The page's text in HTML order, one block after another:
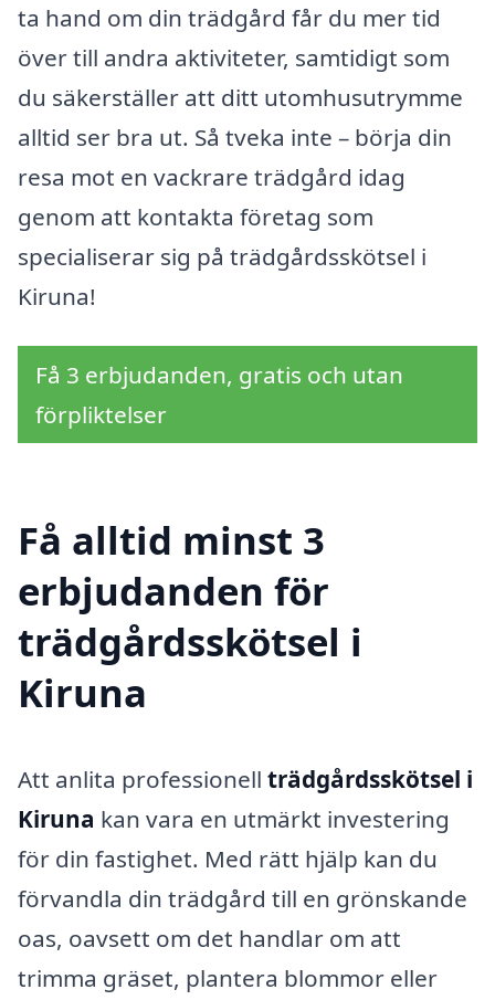
ta hand om din trädgård får du mer tid
över till andra aktiviteter, samtidigt som
du säkerställer att ditt utomhusutrymme
alltid ser bra ut. Så tveka inte – börja din
resa mot en vackrare trädgård idag
genom att kontakta företag som
specialiserar sig på trädgårdsskötsel i
Kiruna!
Få 3 erbjudanden, gratis och utan
förpliktelser
Få alltid minst 3
erbjudanden för
trädgårdsskötsel i
Kiruna
Att anlita professionell trädgårdsskötsel i
Kiruna kan vara en utmärkt investering
för din fastighet. Med rätt hjälp kan du
förvandla din trädgård till en grönskande
oas, oavsett om det handlar om att
trimma gräset, plantera blommor eller